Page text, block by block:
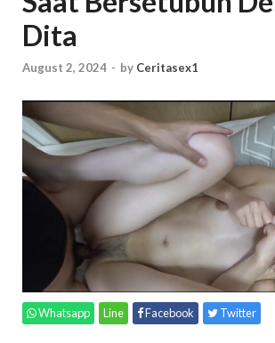
Dita
August 2, 2024 - by Ceritasex1
Whatsapp Line Facebook Twitter